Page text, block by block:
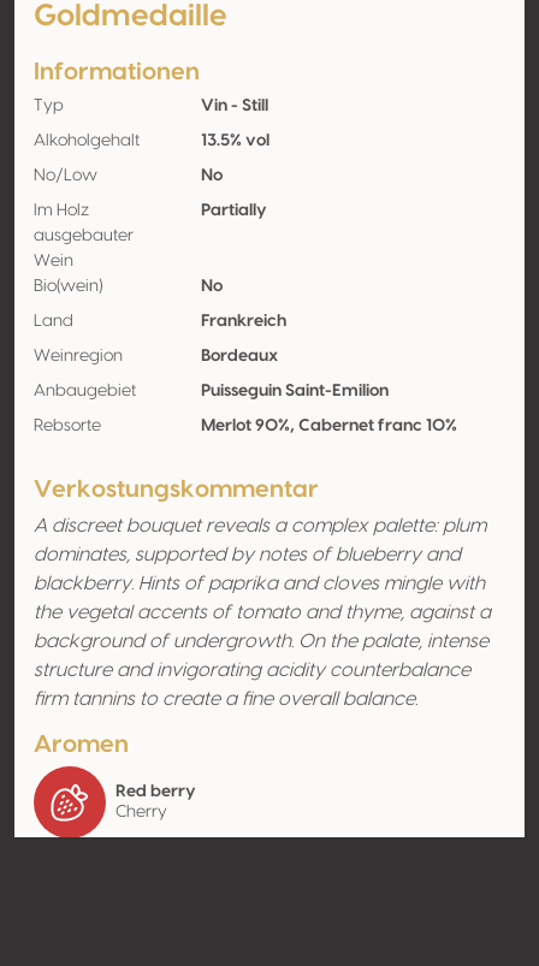
Goldmedaille
Informationen
Typ Vin - Still
Alkoholgehalt 13.5% vol
No/Low No
Im Holz
ausgebauter
Wein
Partially
Bio(wein) No
Land Frankreich
Weinregion Bordeaux
Anbaugebiet Puisseguin Saint-Emilion
Rebsorte Merlot 90%, Cabernet franc 10%
Verkostungskommentar
A discreet bouquet reveals a complex palette: plum
dominates, supported by notes of blueberry and
blackberry. Hints of paprika and cloves mingle with
the vegetal accents of tomato and thyme, against a
background of undergrowth. On the palate, intense
structure and invigorating acidity counterbalance
firm tannins to create a fine overall balance.
Aromen
Red berry
Cherry